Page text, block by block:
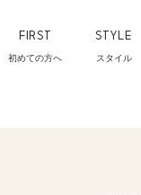
FIRST
初めての方へ
STYLE
スタイル